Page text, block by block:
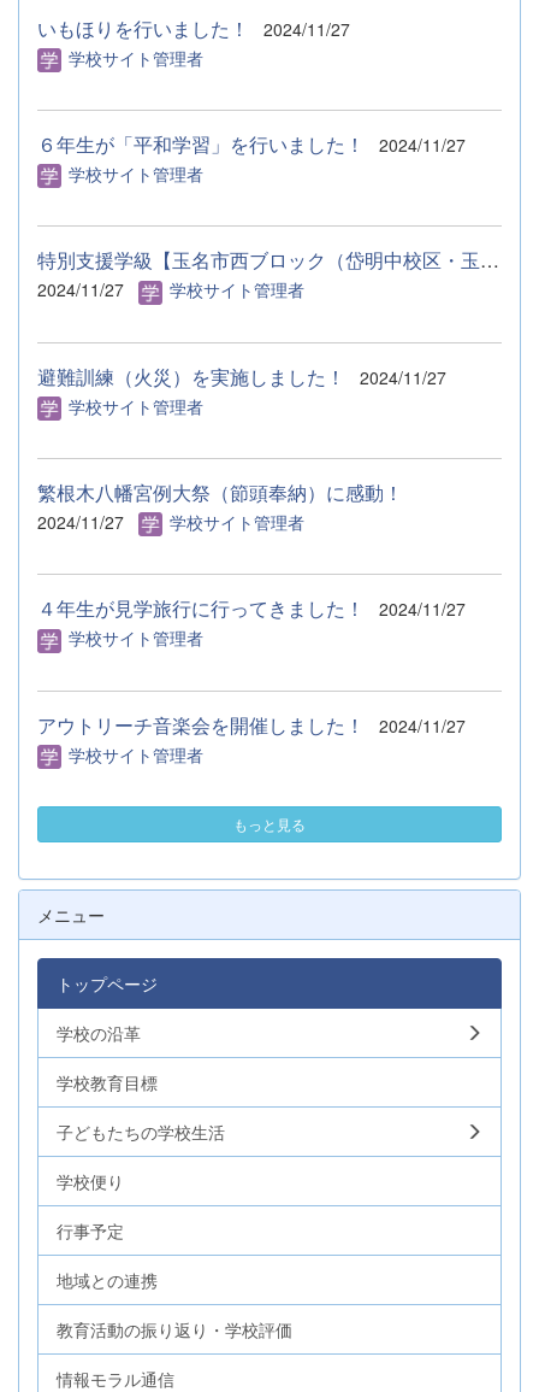
いもほりを行いました！
2024/11/27
学校サイト管理者
６年生が「平和学習」を行いました！
2024/11/27
学校サイト管理者
特別支援学級【玉名市西ブロック（岱明中校区・玉陵中校区）】合...
2024/11/27 学校サイト管理者
避難訓練（火災）を実施しました！
2024/11/27
学校サイト管理者
繁根木八幡宮例大祭（節頭奉納）に感動！
2024/11/27 学校サイト管理者
４年生が見学旅行に行ってきました！
2024/11/27
学校サイト管理者
アウトリーチ音楽会を開催しました！
2024/11/27
学校サイト管理者
もっと見る
メニュー
トップページ
学校の沿革
学校教育目標
子どもたちの学校生活
学校便り
行事予定
地域との連携
教育活動の振り返り・学校評価
情報モラル通信